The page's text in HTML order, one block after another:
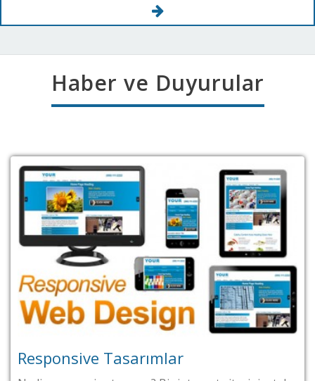
Haber ve Duyurular
Tasarımlar